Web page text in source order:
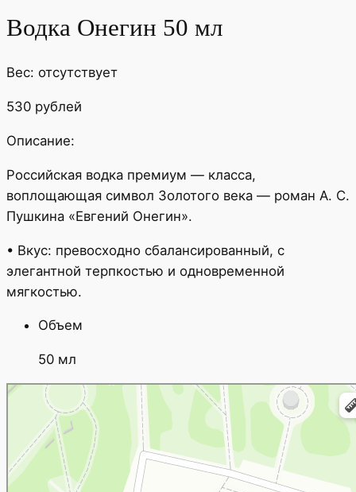
Водка Онегин 50 мл
Вес: отсутствует
530 рублей
Описание:
Российская водка премиум — класса,
воплощающая символ Золотого века — роман А. С.
Пушкина «Евгений Онегин».
• Вкус: превосходно сбалансированный, с
элегантной терпкостью и одновременной
мягкостью.
Объем
50 мл